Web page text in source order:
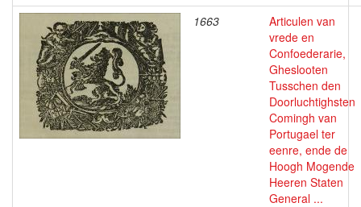
1663
Articulen van
vrede en
Confoederarie,
Gheslooten
Tusschen den
Doorluchtighsten
Comingh van
Portugael ter
eenre, ende de
Hoogh Mogende
Heeren Staten
General ...